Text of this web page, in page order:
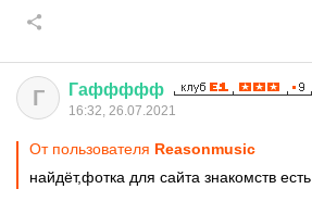
Г Гаффффф
16:32, 26.07.2021
От пользователя Reasonmusic
найдёт,фотка для сайта знакомств есть